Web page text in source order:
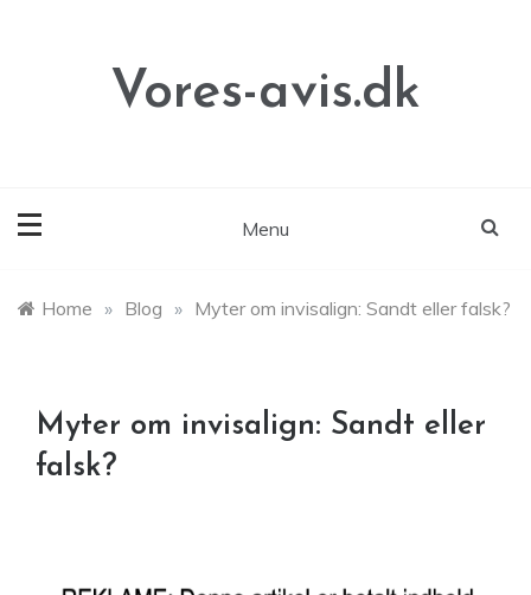
Vores-avis.dk
Menu
Home » Blog » Myter om invisalign: Sandt eller falsk?
Myter om invisalign: Sandt eller
falsk?